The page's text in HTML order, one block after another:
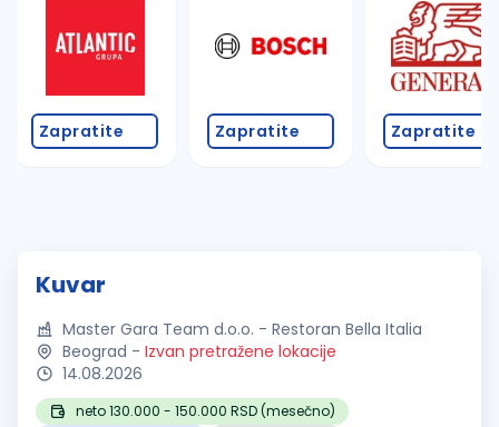
Zapratite Zapratite Zapratite
Kuvar
Master Gara Team d.o.o. - Restoran Bella Italia
Beograd - Izvan pretražene lokacije
14.08.2026
neto 130.000 - 150.000 RSD (mesečno)